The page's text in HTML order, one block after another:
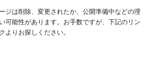
ジは削除、変更されたか、公開準備中などの理
可能性があります。お手数ですが、下記のリン
クよりお探しください。